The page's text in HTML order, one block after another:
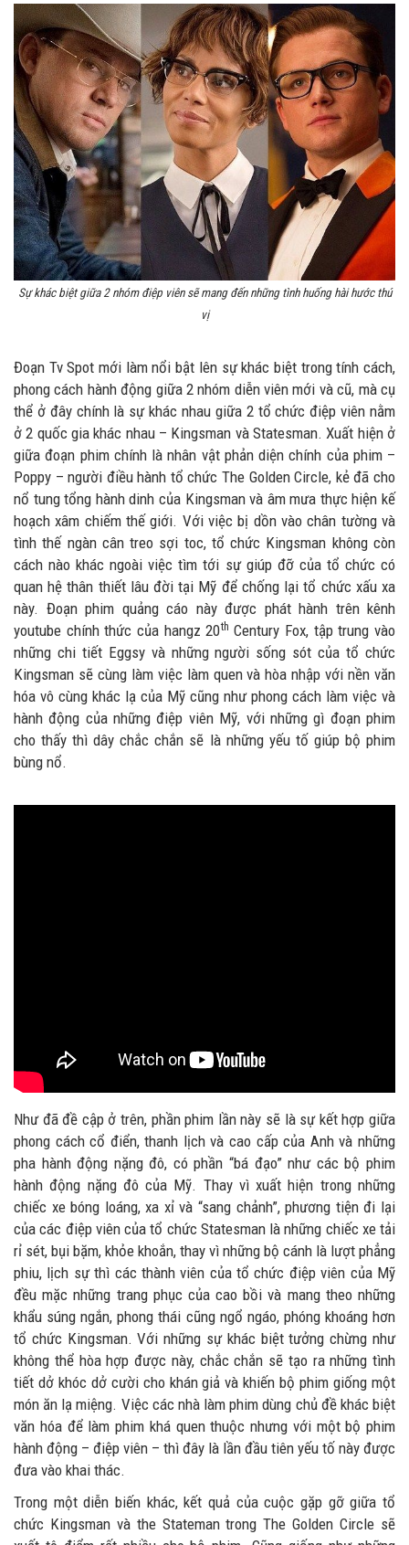
Sự khác biệt giữa 2 nhóm điệp viên sẽ mang đến những tình huống hài hước thú
vị
Đoạn Tv Spot mới làm nổi bật lên sự khác biệt trong tính cách,
phong cách hành động giữa 2 nhóm diễn viên mới và cũ, mà cụ
thể ở đây chính là sự khác nhau giữa 2 tổ chức điệp viên nằm
ở 2 quốc gia khác nhau – Kingsman và Statesman. Xuất hiện ở
giữa đoạn phim chính là nhân vật phản diện chính của phim –
Poppy – người điều hành tổ chức The Golden Circle, kẻ đã cho
nổ tung tổng hành dinh của Kingsman và âm mưa thực hiện kế
hoạch xâm chiếm thế giới. Với việc bị dồn vào chân tường và
tình thế ngàn cân treo sợi toc, tổ chức Kingsman không còn
cách nào khác ngoài việc tìm tới sự giúp đỡ của tổ chức có
quan hệ thân thiết lâu đời tại Mỹ để chống lại tổ chức xấu xa
này. Đoạn phim quảng cáo này được phát hành trên kênh
youtube chính thức của hangz 20th Century Fox, tập trung vào
những chi tiết Eggsy và những người sống sót của tổ chức
Kingsman sẽ cùng làm việc làm quen và hòa nhập với nền văn
hóa vô cùng khác lạ của Mỹ cũng như phong cách làm việc và
hành động của những điệp viên Mỹ, với những gì đoạn phim
cho thấy thì dây chắc chắn sẽ là những yếu tố giúp bộ phim
bùng nổ.
Như đã đề cập ở trên, phần phim lần này sẽ là sự kết hợp giữa
phong cách cổ điển, thanh lịch và cao cấp của Anh và những
pha hành động nặng đô, có phần “bá đạo” như các bộ phim
hành động nặng đô của Mỹ. Thay vì xuất hiện trong những
chiếc xe bóng loáng, xa xỉ và “sang chảnh”, phương tiện đi lại
của các điệp viên của tổ chức Statesman là những chiếc xe tải
rỉ sét, bụi bặm, khỏe khoắn, thay vì những bộ cánh là lượt phẳng
phiu, lịch sự thì các thành viên của tổ chức điệp viên của Mỹ
đều mặc những trang phục của cao bồi và mang theo những
khẩu súng ngắn, phong thái cũng ngổ ngáo, phóng khoáng hơn
tổ chức Kingsman. Với những sự khác biệt tưởng chừng như
không thể hòa hợp được này, chắc chắn sẽ tạo ra những tình
tiết dở khóc dở cười cho khán giả và khiến bộ phim giống một
món ăn lạ miệng. Việc các nhà làm phim dùng chủ đề khác biệt
văn hóa để làm phim khá quen thuộc nhưng với một bộ phim
hành động – điệp viên – thì đây là lần đầu tiên yếu tố này được
đưa vào khai thác.
Trong một diễn biến khác, kết quả của cuộc gặp gỡ giữa tổ
chức Kingsman và the Stateman trong The Golden Circle sẽ